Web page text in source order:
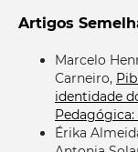
Artigos
Marcelo
Carneiro,
identidade
Pedagógica:
Érika